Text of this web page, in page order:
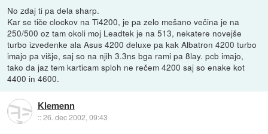
No zdaj ti pa dela sharp.
Kar se tiče clockov na Ti4200, je pa zelo mešano večina je na
250/500 oz tam okoli moj Leadtek je na 513, nekatere novejše
turbo izvedenke ala Asus 4200 deluxe pa kak Albatron 4200 turbo
imajo pa višje, saj so na njih 3.3ns bga rami pa 8lay. pcb imajo,
tako da jaz tem karticam sploh ne rečem 4200 saj so enake kot
4400 in 4600.
Klemenn
::26. dec 2002, 09:43